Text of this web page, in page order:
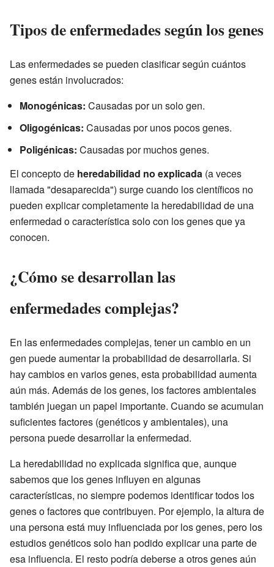
Tipos de enfermedades según los genes
Las enfermedades se pueden clasificar según cuántos
genes están involucrados:
Monogénicas: Causadas por un solo gen.
Oligogénicas: Causadas por unos pocos genes.
Poligénicas: Causadas por muchos genes.
El concepto de heredabilidad no explicada (a veces
llamada "desaparecida") surge cuando los científicos no
pueden explicar completamente la heredabilidad de una
enfermedad o característica solo con los genes que ya
conocen.
¿Cómo se desarrollan las
enfermedades complejas?
En las enfermedades complejas, tener un cambio en un
gen puede aumentar la probabilidad de desarrollarla. Si
hay cambios en varios genes, esta probabilidad aumenta
aún más. Además de los genes, los factores ambientales
también juegan un papel importante. Cuando se acumulan
suficientes factores (genéticos y ambientales), una
persona puede desarrollar la enfermedad.
La heredabilidad no explicada significa que, aunque
sabemos que los genes influyen en algunas
características, no siempre podemos identificar todos los
genes o factores que contribuyen. Por ejemplo, la altura de
una persona está muy influenciada por los genes, pero los
estudios genéticos solo han podido explicar una parte de
esa influencia. El resto podría deberse a otros genes aún